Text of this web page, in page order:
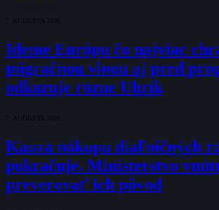
7. AUGUSTA 2026
Ideme Európu čo najviac
migračnou vlnou aj pred
odkazuje rázne Uhrík
7. AUGUSTA 2026
Kauza nákupu diaľničných
pokračuje. Ministerstvo
preverovať ich pôvod